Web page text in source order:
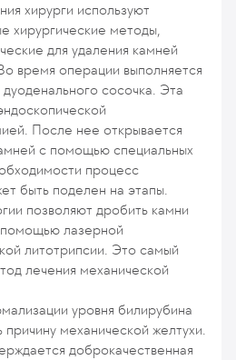
хирурги используют
хирургические методы,
для удаления камней
время операции выполняется
сосочка. Эта
После нее открывается
с помощью специальных
процесс
быть поделен на этапы.
позволяют дробить камни
лазерной
литотрипсии. Это самый
лечения механической
уровня билирубина
механической желтухи.
доброкачественная